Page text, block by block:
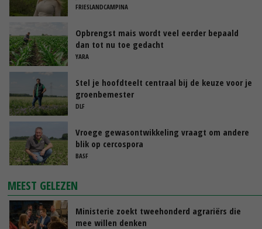
FRIESLANDCAMPINA
Opbrengst mais wordt veel eerder bepaald
dan tot nu toe gedacht
YARA
Stel je hoofdteelt centraal bij de keuze voor je
groenbemester
DLF
Vroege gewasontwikkeling vraagt om andere
blik op cercospora
BASF
MEEST GELEZEN
Ministerie zoekt tweehonderd agrariërs die
mee willen denken